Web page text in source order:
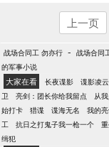
上一页
战场合同工 勿亦行 - 战场合同
的军事小说
大家在看 长夜谍影 谍影凌云
卫
亮剑：团长你给我留点 从
始打卡
猎谍 谍海无名 我的
工
抗日之打鬼子我一枪一个
缉犯